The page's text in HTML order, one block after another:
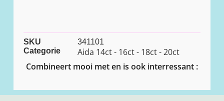
SKU
341101
Categorie
Aida 14ct - 16ct - 18ct - 20ct
Combineert mooi met en is ook interressant :